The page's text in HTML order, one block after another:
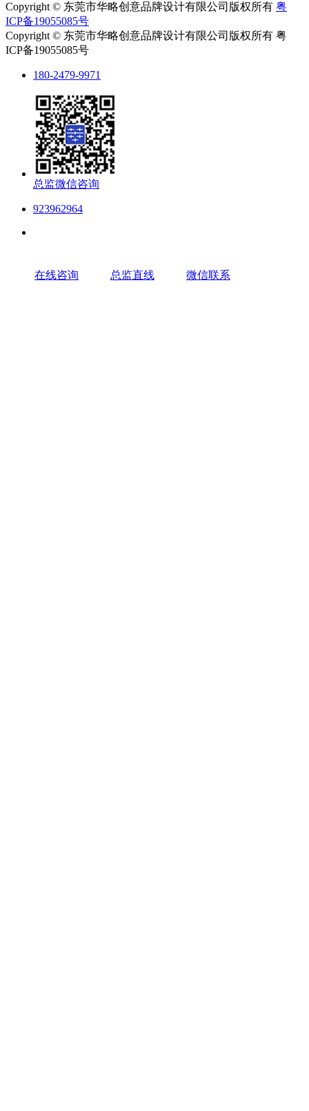
Copyright © 东莞市华略创意品牌设计有限公司版权所有 粤
ICP备19055085号
Copyright © 东莞市华略创意品牌设计有限公司版权所有 粤
ICP备19055085号
180-2479-9971
总监微信咨询
923962964
在线咨询 总监直线 微信联系